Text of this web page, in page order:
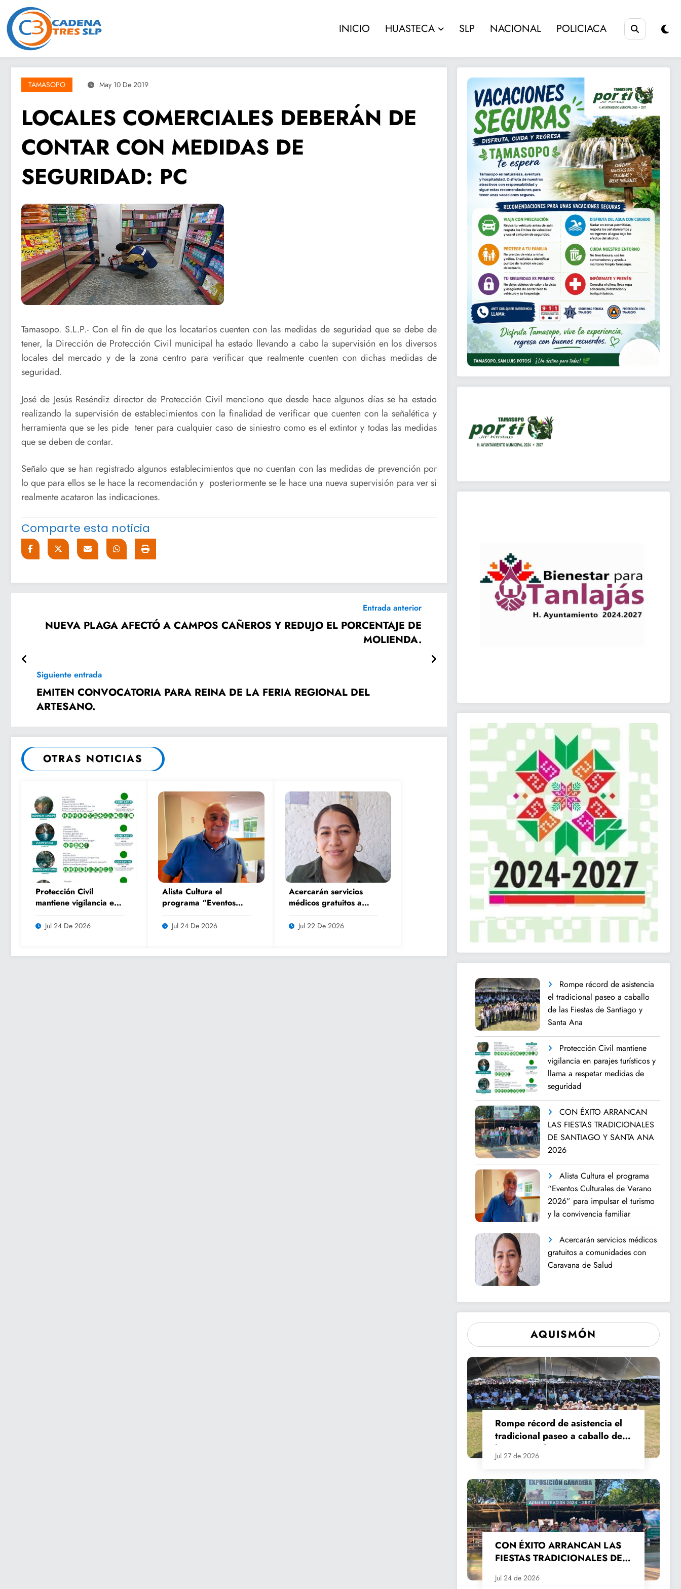
contenido
INICIO HUASTECA SLP NACIONAL POLICIACA
TAMASOPO May 10 De 2019
LOCALES COMERCIALES DEBERÁN DE
CONTAR CON MEDIDAS DE
SEGURIDAD: PC
Tamasopo. S.L.P.- Con el fin de que los locatarios cuenten con las medidas de seguridad que se debe de
tener, la Dirección de Protección Civil municipal ha estado llevando a cabo la supervisión en los diversos
locales del mercado y de la zona centro para verificar que realmente cuenten con dichas medidas de
seguridad.
José de Jesús Reséndiz director de Protección Civil menciono que desde hace algunos días se ha estado
realizando la supervisión de establecimientos con la finalidad de verificar que cuenten con la señalética y
herramienta que se les pide tener para cualquier caso de siniestro como es el extintor y todas las medidas
que se deben de contar.
Señalo que se han registrado algunos establecimientos que no cuentan con las medidas de prevención por
lo que para ellos se le hace la recomendación y posteriormente se le hace una nueva supervisión para ver si
realmente acataron las indicaciones.
Comparte esta noticia
Entrada anterior
NUEVA PLAGA AFECTÓ A CAMPOS CAÑEROS Y REDUJO EL PORCENTAJE DE
MOLIENDA.
Siguiente entrada
EMITEN CONVOCATORIA PARA REINA DE LA FERIA REGIONAL DEL
ARTESANO.
OTRAS NOTICIAS
Protección Civil
mantiene vigilancia en
parajes turísticos y
llama a respetar
Jul 24 De 2026
Alista Cultura el
programa “Eventos
Culturales de Verano
2026” para impulsar
Jul 24 De 2026
Acercarán servicios
médicos gratuitos a
comunidades con
Caravana de Salud
Jul 22 De 2026
Rompe récord de asistencia
el tradicional paseo a caballo
de las Fiestas de Santiago y
Santa Ana
Protección Civil mantiene
vigilancia en parajes turísticos y
llama a respetar medidas de
seguridad
CON ÉXITO ARRANCAN
LAS FIESTAS TRADICIONALES
DE SANTIAGO Y SANTA ANA
2026
Alista Cultura el programa
“Eventos Culturales de Verano
2026” para impulsar el turismo
y la convivencia familiar
Acercarán servicios médicos
gratuitos a comunidades con
Caravana de Salud
AQUISMÓN
Rompe récord de asistencia el
tradicional paseo a caballo de
las Fiestas de Santiago y Santa
Ana
Jul 27 de 2026
CON ÉXITO ARRANCAN LAS
FIESTAS TRADICIONALES DE
2026
Jul 24 de 2026